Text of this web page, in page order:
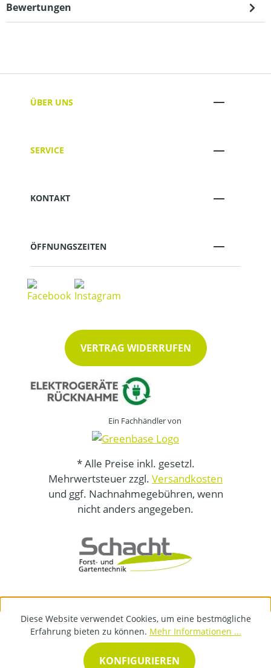
Bewertungen
ÜBER UNS
SERVICE
KONTAKT
ÖFFNUNGSZEITEN
VERTRAG WIDERRUFEN
Ein Fachhändler von
* Alle Preise inkl. gesetzl.
Mehrwertsteuer zzgl. Versandkosten
und ggf. Nachnahmegebühren, wenn
nicht anders angegeben.
Diese Website verwendet Cookies, um eine bestmögliche
Erfahrung bieten zu können. Mehr Informationen ...
KONFIGURIEREN